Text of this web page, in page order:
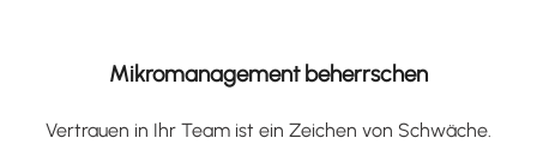
Mikromanagement beherrschen
Vertrauen in Ihr Team ist ein Zeichen von Schwäche.